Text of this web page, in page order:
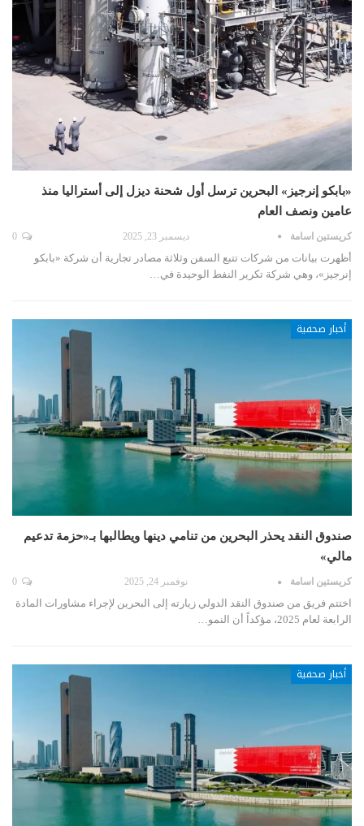
«بابكو إنرجيز» البحرين ترسل أول شحنة ديزل إلى أستراليا منذ
عامين ونصف العام
كريستين اسامة ديسمبر 23, 2025
أظهرت بيانات من شركات تتبع السفن وثلاثة مصادر تجارية أن شركة «بابكو
إنرجيز»، وهي شركة تكرير النفط الوحيدة في…
أخبار صحفية
صندوق النقد يحذر البحرين من تنامي دينها ويطالبها بـ«حزمة تدعيم
مالي»
كريستين اسامة نوفمبر 24, 2025
اختتم فريق من صندوق النقد الدولي زيارته إلى البحرين لإجراء مشاورات المادة
الرابعة لعام 2025، مؤكداً أن النمو…
أخبار صحفية